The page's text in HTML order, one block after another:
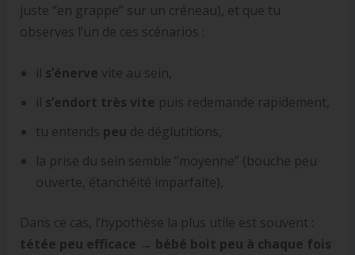
juste “en grappe” sur un créneau), et que tu
observes l’un de ces scénarios :
il s’énerve vite au sein,
il s’endort très vite puis redemande rapidement,
tu entends peu de déglutitions,
la prise du sein semble “moyenne” (bouche peu
ouverte, étanchéité imparfaite),
Dans ce cas, l’hypothèse la plus utile est souvent :
tétée peu efficace → bébé boit peu à chaque fois